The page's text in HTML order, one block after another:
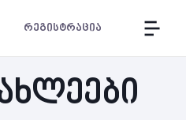
რეგისტრაცია